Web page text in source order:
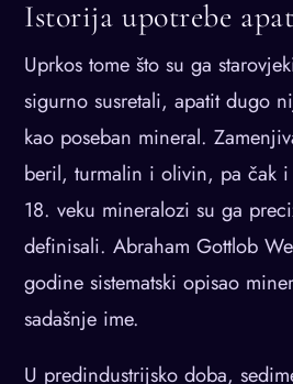
Istorija upotrebe
Uprkos tome što su ga
sigurno susretali, apatit dugo
kao poseban mineral.
beril, turmalin i olivin, pa čak i
18. veku mineralozi su ga
definisali. Abraham Gottlob
godine sistematski opisao
sadašnje ime.
U predindustrijsko doba,